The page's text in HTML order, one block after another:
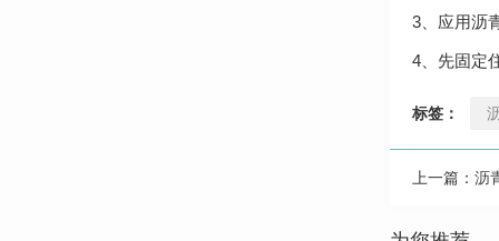
3、应用沥
4、先固定
标签：
上一篇： 沥